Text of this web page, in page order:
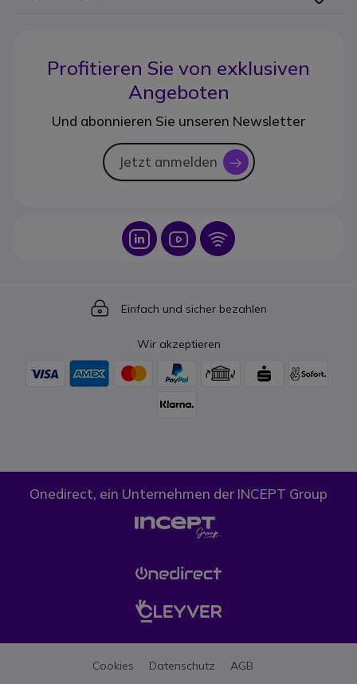
Profitieren Sie von exklusiven
Angeboten
Und abonnieren Sie unseren Newsletter
Jetzt anmelden icon
Icon Icon Icon
Icon
Einfach und sicher bezahlen
Wir akzeptieren
Onedirect, ein Unternehmen der INCEPT Group
Cookies Datenschutz AGB